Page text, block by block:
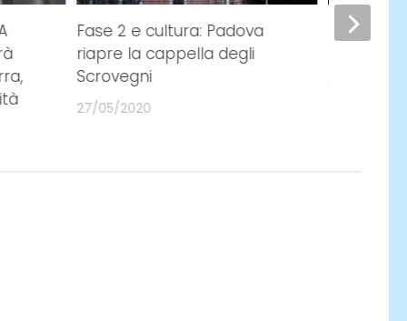
Fase 2 e cultura: Padova
riapre la cappella degli
Scrovegni
27/05/2020